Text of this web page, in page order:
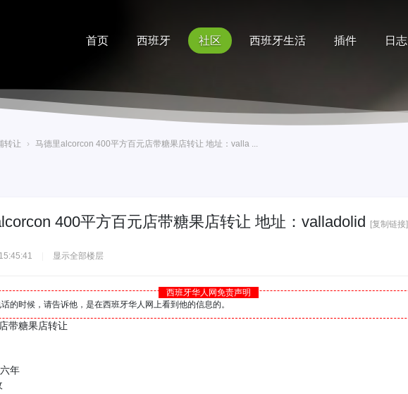
首页 西班牙 社区 西班牙生活 插件 日志
转让 › 马德里alcorcon 400平方百元店带糖果店转让 地址：valla ...
400平方百元店带糖果店转让 地址：valladolid [复制链接]
显示全部楼层
西班牙华人网免责声明
的时候，请告诉他，是在西班牙华人网上看到他的信息的。
带糖果店转让
年